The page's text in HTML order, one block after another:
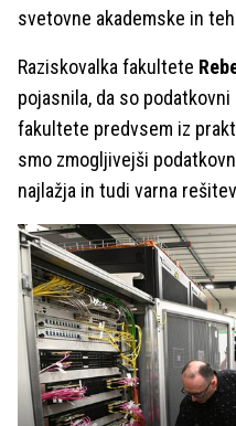
svetovne akademske in
Raziskovalka fakultete
pojasnila, da so
fakultete predvsem iz
smo zmogljivejši
najlažja in tudi varna